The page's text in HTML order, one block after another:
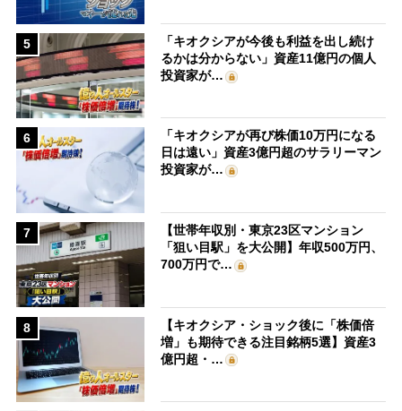
5
「キオクシアが今後も利益を出し続け
るかは分からない」資産11億円の個人
投資家が…
6
「キオクシアが再び株価10万円になる
日は遠い」資産3億円超のサラリーマン
投資家が…
7
【世帯年収別・東京23区マンション
「狙い目駅」を大公開】年収500万円、
700万円で…
8
【キオクシア・ショック後に「株価倍
増」も期待できる注目銘柄5選】資産3
億円超・…